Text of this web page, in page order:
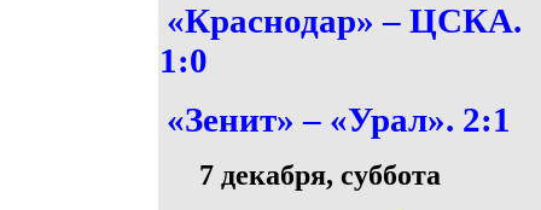
«Краснодар» – ЦСКА.
1:0
«Зенит» – «Урал». 2:1
7 декабря, суббота